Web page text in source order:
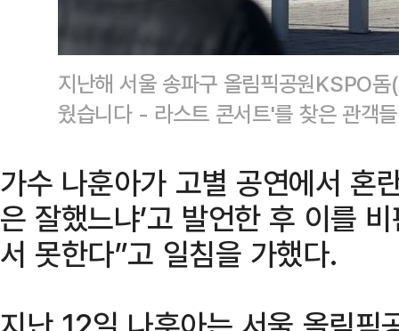
지난해 서울 송파구 올림픽공원KSPO
웠습니다 - 라스트 콘서트'를 찾은 관객
가수 나훈아가 고별 공연에서 혼
은 잘했느냐’고 발언한 후 이를
서 못한다”고 일침을 가했다.